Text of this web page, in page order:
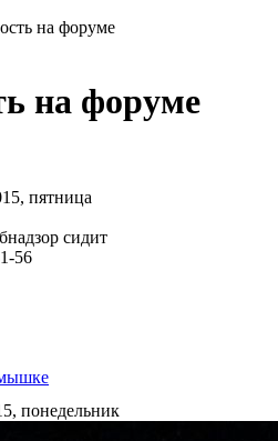
на форуме
на форуме
пятница
сидит
56
понедельник